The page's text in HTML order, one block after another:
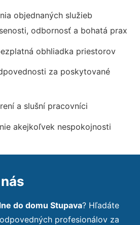
objednaných služieb
odbornosť a bohatá prax
obhliadka priestorov
za poskytované
a slušní pracovníci
akejkoľvek nespokojnosti
do domu Stupava? Hľadáte
profesionálov za